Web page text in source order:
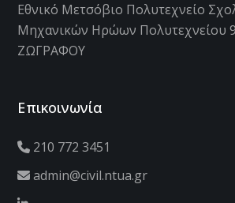
Εθνικό Μετσόβιο Πολυτεχνείο
Μηχανικών Ηρώων Πολυτεχνείου
ΖΩΓΡΑΦΟΥ
Επικοινωνία
210 772 3451
admin@civil.ntua.gr